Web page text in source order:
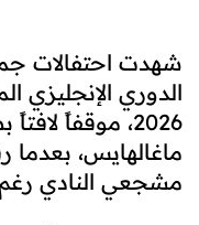
شهدت احتفالات
2026، موقفاً
ماغالهايس،
مشجعي النادي رغم